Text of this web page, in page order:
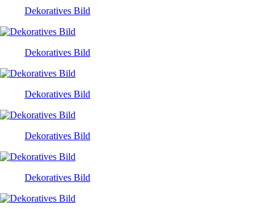
Dekoratives Bild
Dekoratives Bild
Dekoratives Bild
Dekoratives Bild
Dekoratives Bild